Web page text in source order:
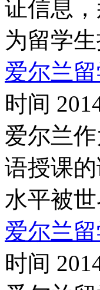
证信息
为留学
爱尔兰
时间
爱尔兰
语授课
水平被
爱尔兰
时间